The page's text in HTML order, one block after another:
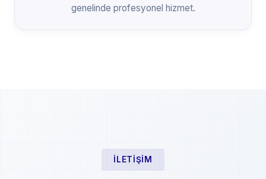
genelinde profesyonel hizmet.
İLETIŞIM